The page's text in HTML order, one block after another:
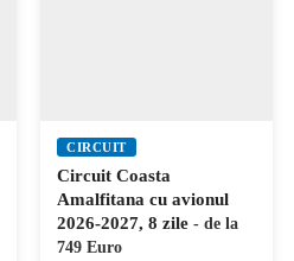
CIRCUIT
Circuit Coasta
Amalfitana cu avionul
2026-2027, 8 zile - de la
749 Euro